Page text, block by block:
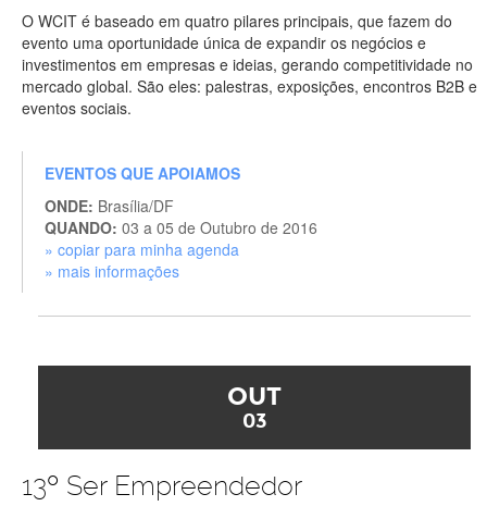
O WCIT é baseado em quatro pilares principais, que fazem do
evento uma oportunidade única de expandir os negócios e
investimentos em empresas e ideias, gerando competitividade no
mercado global. São eles: palestras, exposições, encontros B2B e
eventos sociais.
EVENTOS QUE APOIAMOS
ONDE: Brasília/DF
QUANDO: 03 a 05 de Outubro de 2016
» copiar para minha agenda
» mais informações
OUT
03
13º Ser Empreendedor